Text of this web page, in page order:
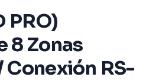
PRO)
8 Zonas
Conexión RS-